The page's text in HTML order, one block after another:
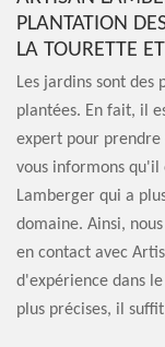
PLANTATION
LA TOURETTE
Les jardins sont
plantées. En fait, il
expert pour prendre
vous informons qu'il
Lamberger qui a
domaine. Ainsi,
en contact avec
d'expérience dans
plus précises, il